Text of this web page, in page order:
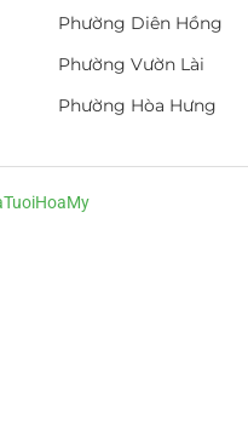
Phường Diên Hồng
Phường Vườn Lài
Phường Hòa Hưng